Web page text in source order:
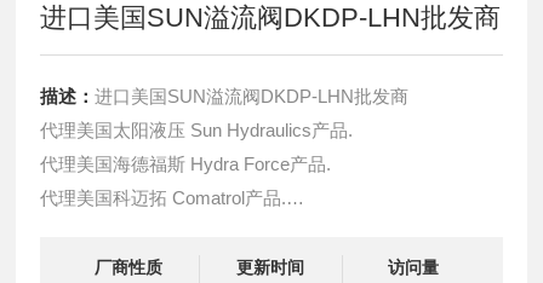
进口美国SUN溢流阀DKDP-LHN批发商
描述：进口美国SUN溢流阀DKDP-LHN批发商
代理美国太阳液压 Sun Hydraulics产品.
代理美国海德福斯 Hydra Force产品.
代理美国科迈拓 Comatrol产品.
提供油路系统设计,油路块设计,阀块设计与选型
厂商性质
更新时间
访问量